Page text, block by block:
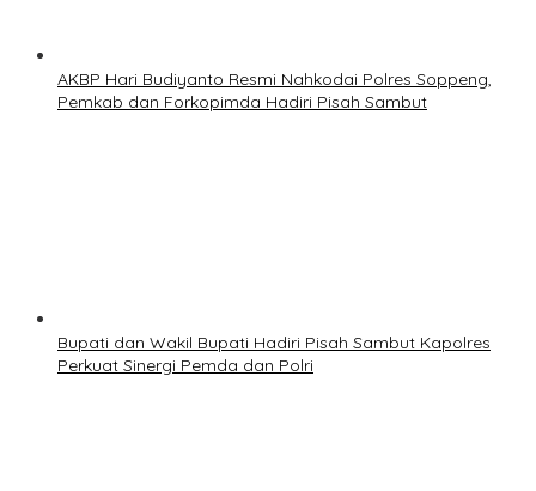
AKBP Hari Budiyanto Resmi Nahkodai Polres Soppeng,
Pemkab dan Forkopimda Hadiri Pisah Sambut
Bupati dan Wakil Bupati Hadiri Pisah Sambut Kapolres
Perkuat Sinergi Pemda dan Polri